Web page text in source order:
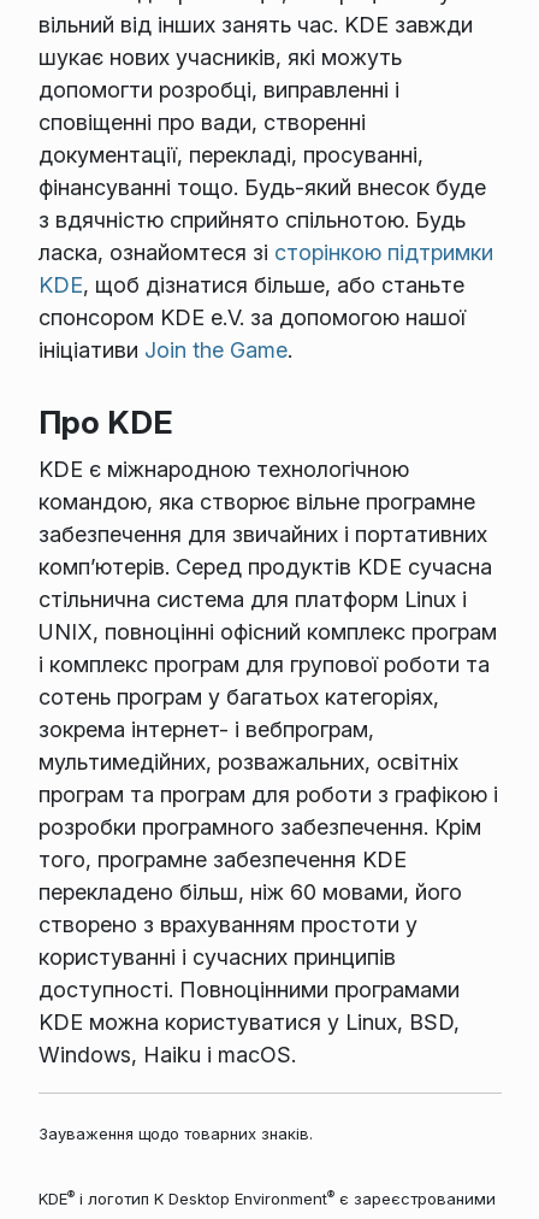
вільний від інших занять час. KDE завжди
шукає нових учасників, які можуть
допомогти розробці, виправленні і
сповіщенні про вади, створенні
документації, перекладі, просуванні,
фінансуванні тощо. Будь-який внесок буде
з вдячністю сприйнято спільнотою. Будь
ласка, ознайомтеся зі сторінкою підтримки
KDE, щоб дізнатися більше, або станьте
спонсором KDE e.V. за допомогою нашої
ініціативи Join the Game.
Про KDE
KDE є міжнародною технологічною
командою, яка створює вільне програмне
забезпечення для звичайних і портативних
комп’ютерів. Серед продуктів KDE сучасна
стільнична система для платформ Linux і
UNIX, повноцінні офісний комплекс програм
і комплекс програм для групової роботи та
сотень програм у багатьох категоріях,
зокрема інтернет- і вебпрограм,
мультимедійних, розважальних, освітніх
програм та програм для роботи з графікою і
розробки програмного забезпечення. Крім
того, програмне забезпечення KDE
перекладено більш, ніж 60 мовами, його
створено з врахуванням простоти у
користуванні і сучасних принципів
доступності. Повноцінними програмами
KDE можна користуватися у Linux, BSD,
Windows, Haiku і macOS.
Зауваження щодо товарних знаків.
KDE®і логотип K Desktop Environment®є зареєстрованими